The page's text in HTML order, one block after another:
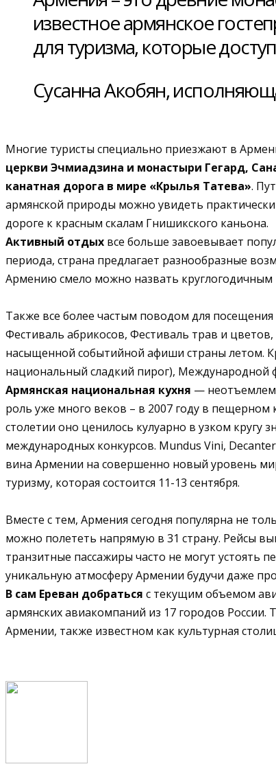
известное армянское
для туризма, которые
Сусанна Акобян,
Многие туристы специально приезжают в
церкви Эчмиадзина и монастыри Гегард,
канатная дорога в мире «Крылья Татева».
армянской природы можно увидеть
дороге к красным скалам Гнишикского каньона.
Активный отдых все больше завоевывает
периода, страна предлагает разнообразные
Армению смело можно назвать круглогодичным
Также все более частым поводом для посещения
Фестиваль абрикосов, Фестиваль трав и
насыщенной событийной афиши страны летом.
национальный сладкий пирог), Международной
Армянская национальная кухня —
роль уже много веков – в 2007 году в
столетии оно ценилось кулуарно в узком
международных конкурсов. Mundus Vini,
вина Армении на совершенно новый уровень
туризму, которая состоится 11-13 сентября.
Вместе с тем, Армения сегодня популярна не
можно полететь напрямую в 31 страну. Рейсы
транзитные пассажиры часто не могут устоять
уникальную атмосферу Армении будучи даже
В сам Ереван добраться с текущим объемом
армянских авиакомпаний из 17 городов
Армении, также известном как культурная